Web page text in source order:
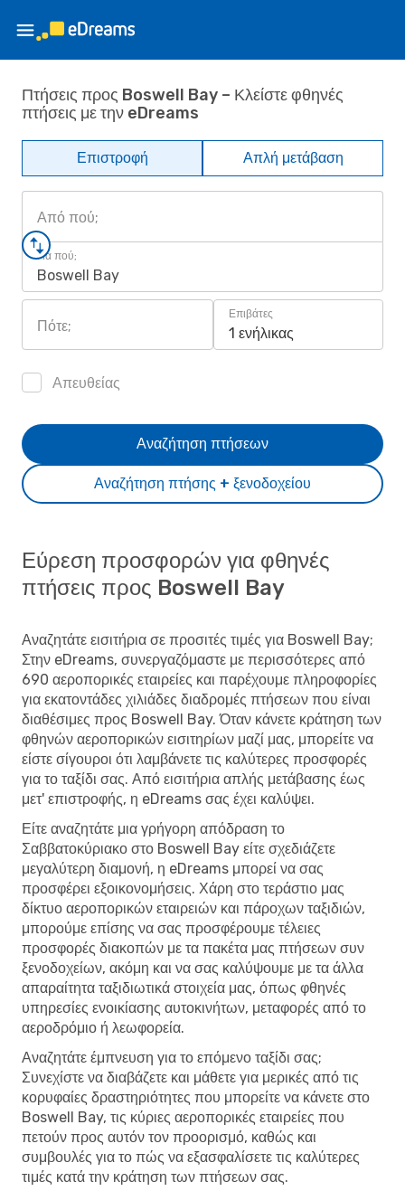
Πτήσεις προς Boswell Bay – Κλείστε φθηνές
πτήσεις με την eDreams
Επιστροφή Απλή μετάβαση
Από πού;
Για πού;
Boswell Bay
Πότε;
Επιβάτες
1 ενήλικας
Απευθείας
Αναζήτηση πτήσης + ξενοδοχείου
Αναζήτηση πτήσεων
Εύρεση προσφορών για φθηνές
πτήσεις προς Boswell Bay
Αναζητάτε εισιτήρια σε προσιτές τιμές για Boswell Bay;
Στην eDreams, συνεργαζόμαστε με περισσότερες από
690 αεροπορικές εταιρείες και παρέχουμε πληροφορίες
για εκατοντάδες χιλιάδες διαδρομές πτήσεων που είναι
διαθέσιμες προς Boswell Bay. Όταν κάνετε κράτηση των
φθηνών αεροπορικών εισιτηρίων μαζί μας, μπορείτε να
είστε σίγουροι ότι λαμβάνετε τις καλύτερες προσφορές
για το ταξίδι σας. Από εισιτήρια απλής μετάβασης έως
μετ' επιστροφής, η eDreams σας έχει καλύψει.
Είτε αναζητάτε μια γρήγορη απόδραση το
Σαββατοκύριακο στο Boswell Bay είτε σχεδιάζετε
μεγαλύτερη διαμονή, η eDreams μπορεί να σας
προσφέρει εξοικονομήσεις. Χάρη στο τεράστιο μας
δίκτυο αεροπορικών εταιρειών και πάροχων ταξιδιών,
μπορούμε επίσης να σας προσφέρουμε τέλειες
προσφορές διακοπών με τα πακέτα μας πτήσεων συν
ξενοδοχείων, ακόμη και να σας καλύψουμε με τα άλλα
απαραίτητα ταξιδιωτικά στοιχεία μας, όπως φθηνές
υπηρεσίες ενοικίασης αυτοκινήτων, μεταφορές από το
αεροδρόμιο ή λεωφορεία.
Αναζητάτε έμπνευση για το επόμενο ταξίδι σας;
Συνεχίστε να διαβάζετε και μάθετε για μερικές από τις
κορυφαίες δραστηριότητες που μπορείτε να κάνετε στο
Boswell Bay, τις κύριες αεροπορικές εταιρείες που
πετούν προς αυτόν τον προορισμό, καθώς και
συμβουλές για το πώς να εξασφαλίσετε τις καλύτερες
τιμές κατά την κράτηση των πτήσεων σας.